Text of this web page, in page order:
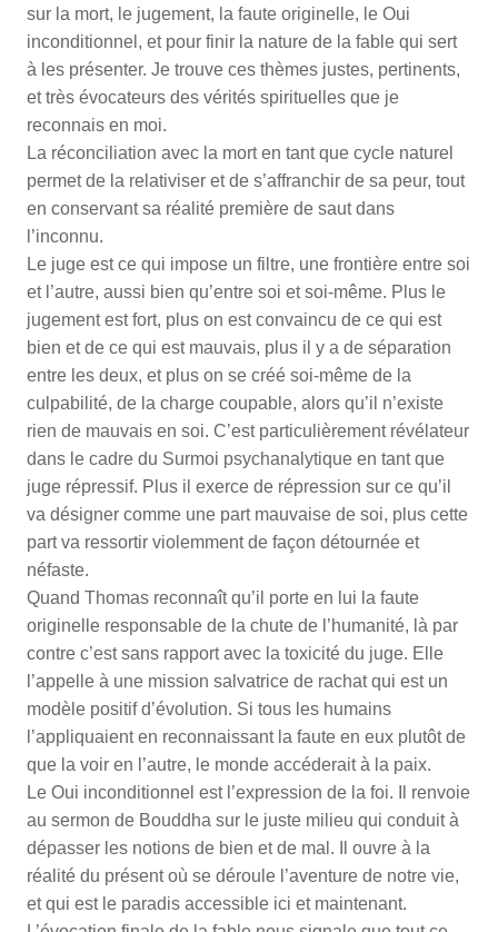
sur la mort, le jugement, la faute originelle, le Oui
inconditionnel, et pour finir la nature de la fable qui sert
à les présenter. Je trouve ces thèmes justes, pertinents,
et très évocateurs des vérités spirituelles que je
reconnais en moi.
La réconciliation avec la mort en tant que cycle naturel
permet de la relativiser et de s’affranchir de sa peur, tout
en conservant sa réalité première de saut dans
l’inconnu.
Le juge est ce qui impose un filtre, une frontière entre soi
et l’autre, aussi bien qu’entre soi et soi-même. Plus le
jugement est fort, plus on est convaincu de ce qui est
bien et de ce qui est mauvais, plus il y a de séparation
entre les deux, et plus on se créé soi-même de la
culpabilité, de la charge coupable, alors qu’il n’existe
rien de mauvais en soi. C’est particulièrement révélateur
dans le cadre du Surmoi psychanalytique en tant que
juge répressif. Plus il exerce de répression sur ce qu’il
va désigner comme une part mauvaise de soi, plus cette
part va ressortir violemment de façon détournée et
néfaste.
Quand Thomas reconnaît qu’il porte en lui la faute
originelle responsable de la chute de l’humanité, là par
contre c’est sans rapport avec la toxicité du juge. Elle
l’appelle à une mission salvatrice de rachat qui est un
modèle positif d’évolution. Si tous les humains
l’appliquaient en reconnaissant la faute en eux plutôt de
que la voir en l’autre, le monde accéderait à la paix.
Le Oui inconditionnel est l’expression de la foi. Il renvoie
au sermon de Bouddha sur le juste milieu qui conduit à
dépasser les notions de bien et de mal. Il ouvre à la
réalité du présent où se déroule l’aventure de notre vie,
et qui est le paradis accessible ici et maintenant.